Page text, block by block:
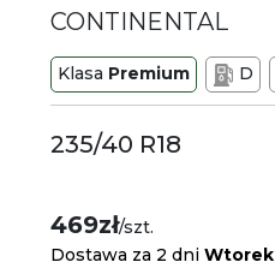
CONTINENTAL
Klasa Premium D
235/40 R18
469zł/szt.
Dostawa za 2 dniWtorek